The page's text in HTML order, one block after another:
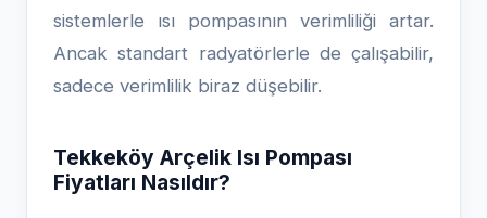
sistemlerle ısı pompasının verimliliği artar.
Ancak standart radyatörlerle de çalışabilir,
sadece verimlilik biraz düşebilir.
Tekkeköy Arçelik Isı Pompası
Fiyatları Nasıldır?